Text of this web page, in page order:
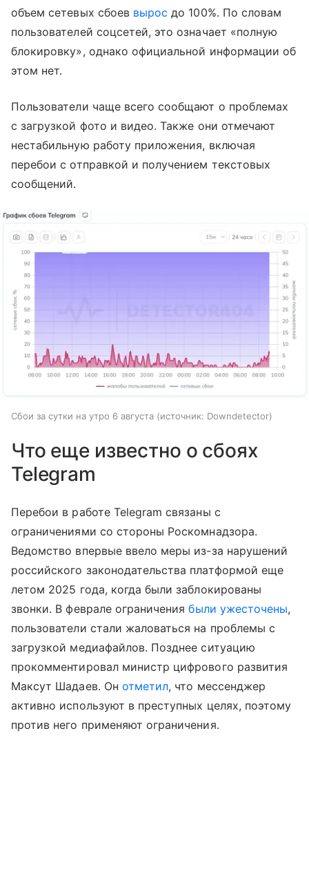
объем сетевых сбоев вырос до 100%. По словам
пользователей соцсетей, это означает «полную
блокировку», однако официальной информации об
этом нет.
Пользователи чаще всего сообщают о проблемах
с загрузкой фото и видео. Также они отмечают
нестабильную работу приложения, включая
перебои с отправкой и получением текстовых
сообщений.
Сбои за сутки на утро 6 августа источник: Downdetector
Что еще известно о сбоях
Telegram
Перебои в работе Telegram связаны с
ограничениями со стороны Роскомнадзора.
Ведомство впервые ввело меры из-за нарушений
российского законодательства платформой еще
летом 2025 года, когда были заблокированы
звонки. В феврале ограничениябыли ужесточены,
пользователи стали жаловаться на проблемы с
загрузкой медиафайлов. Позднее ситуацию
прокомментировал министр цифрового развития
Максут Шадаев. Он отметил, что мессенджер
активно используют в преступных целях, поэтому
против него применяют ограничения.